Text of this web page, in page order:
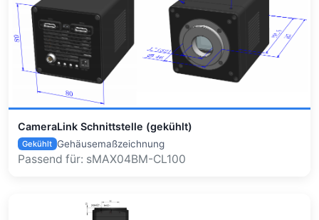
CameraLink Schnittstelle (gekühlt)
Gekühlt Gehäusemaßzeichnung
Passend für: sMAX04BM-CL100